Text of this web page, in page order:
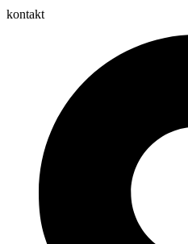
kontakt